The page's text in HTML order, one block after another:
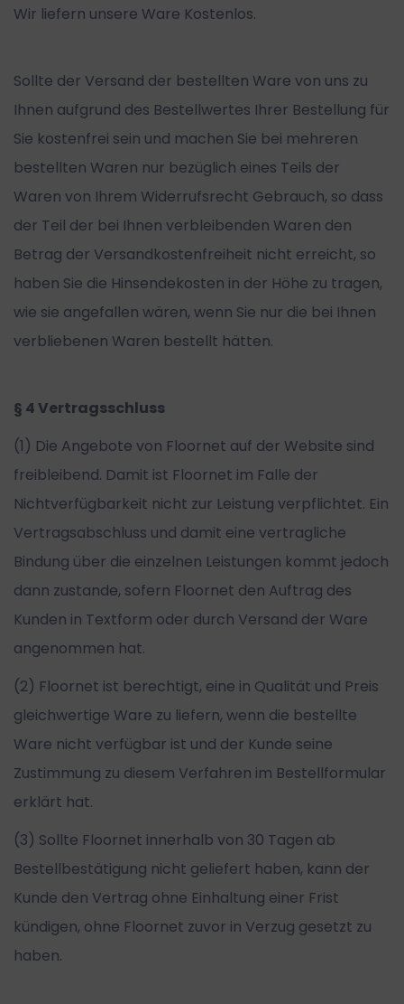
Wir liefern unsere Ware Kostenlos.
Sollte der Versand der bestellten Ware von uns zu
Ihnen aufgrund des Bestellwertes Ihrer Bestellung für
Sie kostenfrei sein und machen Sie bei mehreren
bestellten Waren nur bezüglich eines Teils der
Waren von Ihrem Widerrufsrecht Gebrauch, so dass
der Teil der bei Ihnen verbleibenden Waren den
Betrag der Versandkostenfreiheit nicht erreicht, so
haben Sie die Hinsendekosten in der Höhe zu tragen,
wie sie angefallen wären, wenn Sie nur die bei Ihnen
verbliebenen Waren bestellt hätten.
§ 4 Vertragsschluss
(1) Die Angebote von Floornet auf der Website sind
freibleibend. Damit ist Floornet im Falle der
Nichtverfügbarkeit nicht zur Leistung verpflichtet. Ein
Vertragsabschluss und damit eine vertragliche
Bindung über die einzelnen Leistungen kommt jedoch
dann zustande, sofern Floornet den Auftrag des
Kunden in Textform oder durch Versand der Ware
angenommen hat.
(2) Floornet ist berechtigt, eine in Qualität und Preis
gleichwertige Ware zu liefern, wenn die bestellte
Ware nicht verfügbar ist und der Kunde seine
Zustimmung zu diesem Verfahren im Bestellformular
erklärt hat.
(3) Sollte Floornet innerhalb von 30 Tagen ab
Bestellbestätigung nicht geliefert haben, kann der
Kunde den Vertrag ohne Einhaltung einer Frist
kündigen, ohne Floornet zuvor in Verzug gesetzt zu
haben.